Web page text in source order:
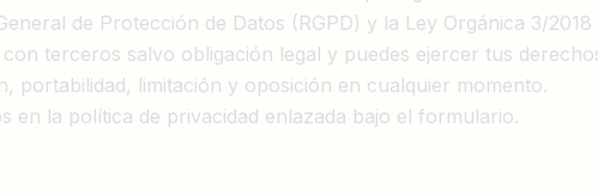
de Protección de Datos (RGPD) y la Ley Orgánica 3/2018
terceros salvo obligación legal y puedes ejercer tus
portabilidad, limitación y oposición en cualquier momento.
en la política de privacidad enlazada bajo el formulario.